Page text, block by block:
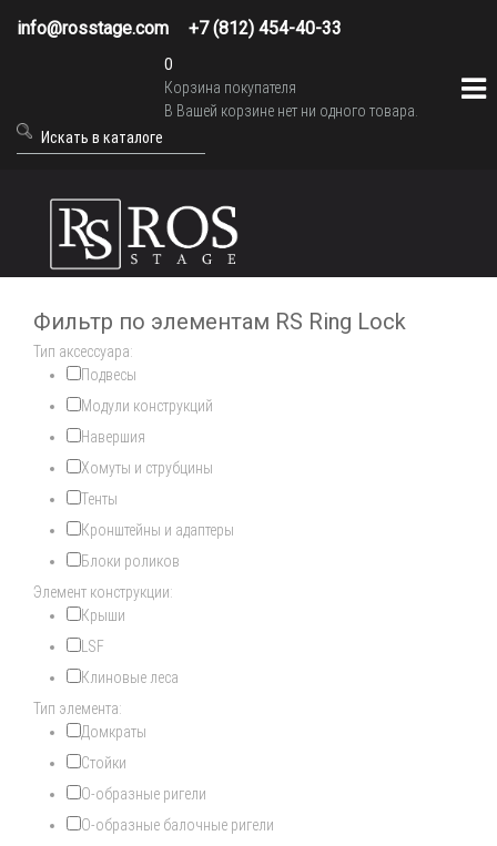
info@rosstage.com +7 (812) 454-40-33
0
Корзина покупателя
В Вашей корзине нет ни одного товара.
Фильтр по элементам RS Ring Lock
Тип аксессуара:
Подвесы
Модули конструкций
Навершия
Хомуты и струбцины
Тенты
Кронштейны и адаптеры
Блоки роликов
Элемент конструкции:
Крыши
LSF
Клиновые леса
Тип элемента:
Домкраты
Стойки
О-образные ригели
О-образные балочные ригели